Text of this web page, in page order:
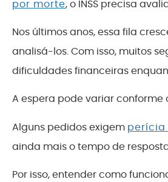
por morte, o INSS precisa
Nos últimos anos, essa fila
analisá-los. Com isso, muitos
dificuldades financeiras
A espera pode variar
Alguns pedidos exigem perícia
ainda mais o tempo de
Por isso, entender como